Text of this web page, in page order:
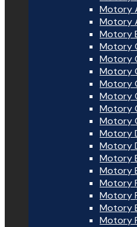
Motory
Motory
Motory
Motory
Motory
Motory
Motory
Motory
Motory
Motory
Motory
Motory
Motory
Motory
Motory
Motory
Motory
Motory